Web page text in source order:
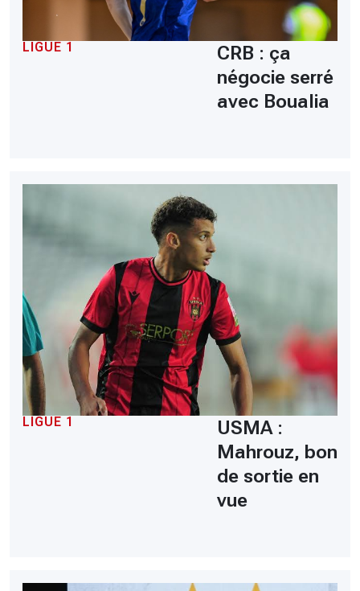
LIGUE 1
CRB : ça
négocie serré
avec Boualia
LIGUE 1
USMA :
Mahrouz, bon
de sortie en
vue